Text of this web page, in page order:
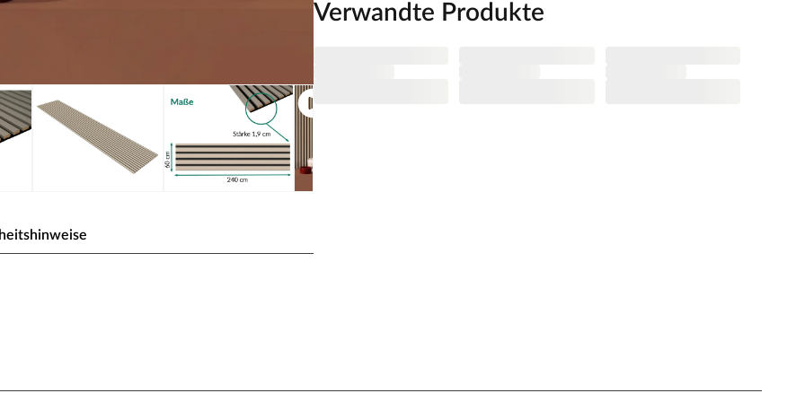
umweltfreundliche Akustik-Wandpaneel
akustischen Eigenschaften für eine
Verwandte Produkte